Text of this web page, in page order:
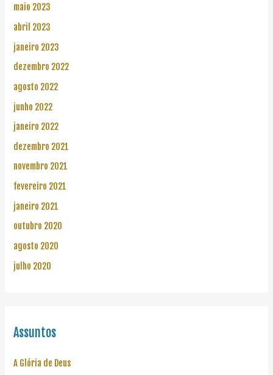
maio 2023
abril 2023
janeiro 2023
dezembro 2022
agosto 2022
junho 2022
janeiro 2022
dezembro 2021
novembro 2021
fevereiro 2021
janeiro 2021
outubro 2020
agosto 2020
julho 2020
Assuntos
A Glória de Deus